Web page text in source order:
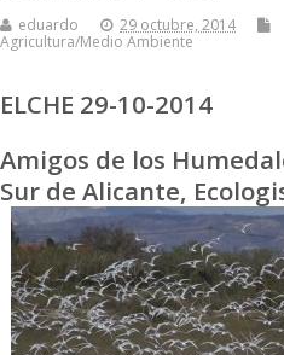
eduardo
29 octubre, 2014
Agricultura/Medio Ambiente
ELCHE 29-10-2014
Amigos de los
Sur de Alicante,